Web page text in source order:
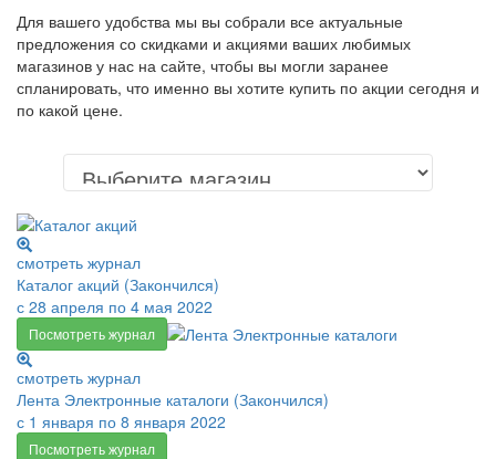
Для вашего удобства мы вы собрали все актуальные
предложения со скидками и акциями ваших любимых
магазинов у нас на сайте, чтобы вы могли заранее
спланировать, что именно вы хотите купить по акции сегодня и
по какой цене.
смотреть журнал
Каталог акций (Закончился)
с 28 апреля по 4 мая 2022
Посмотреть журнал
смотреть журнал
Лента Электронные каталоги (Закончился)
с 1 января по 8 января 2022
Посмотреть журнал